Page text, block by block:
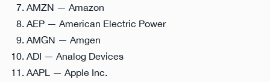
AMZN — Amazon
AEP — American Electric Power
AMGN — Amgen
ADI — Analog Devices
AAPL — Apple Inc.